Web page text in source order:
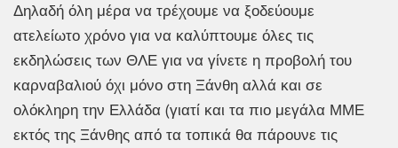
Δηλαδή όλη μέρα να τρέχουμε να ξοδεύουμε
ατελείωτο χρόνο για να καλύπτουμε όλες τις
εκδηλώσεις των ΘΛΕ για να γίνετε η προβολή του
καρναβαλιού όχι μόνο στη Ξάνθη αλλά και σε
ολόκληρη την Ελλάδα (γιατί και τα πιο μεγάλα ΜΜΕ
εκτός της Ξάνθης από τα τοπικά θα πάρουνε τις